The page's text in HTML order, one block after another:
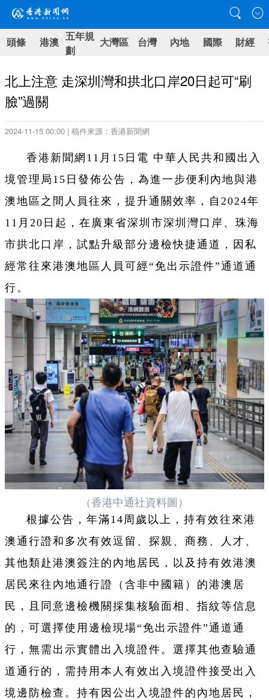
頭條 港澳 五年規
劃
大灣區 台灣 內地 國際 財經
北上注意 走深圳灣和拱北口岸20日起可“刷
臉”過關
2024-11-15 00:00 | 稿件來源：香港新聞網
香港新聞網11月15日電 中華人民共和國出入
境管理局15日發佈公告，為進一步便利內地與港
澳地區之間人員往來，提升通關效率，自2024年
11月20日起，在廣東省深圳市深圳灣口岸、珠海
市拱北口岸，試點升級部分邊檢快捷通道，因私
經常往來港澳地區人員可經“免出示證件”通道通
行。
（香港中通社資料圖）
根據公告，年滿14周歲以上，持有效往來港
澳通行證和多次有效逗留、探親、商務、人才、
其他類赴港澳簽注的內地居民，以及持有效港澳
居民來往內地通行證（含非中國籍）的港澳居
民，且同意邊檢機關採集核驗面相、指紋等信息
的，可選擇使用邊檢現場“免出示證件”通道通
行，無需出示實體出入境證件。選擇其他查驗通
道通行的，需持用本人有效出入境證件接受出入
境邊防檢查。持有因公出入境證件的內地居民，